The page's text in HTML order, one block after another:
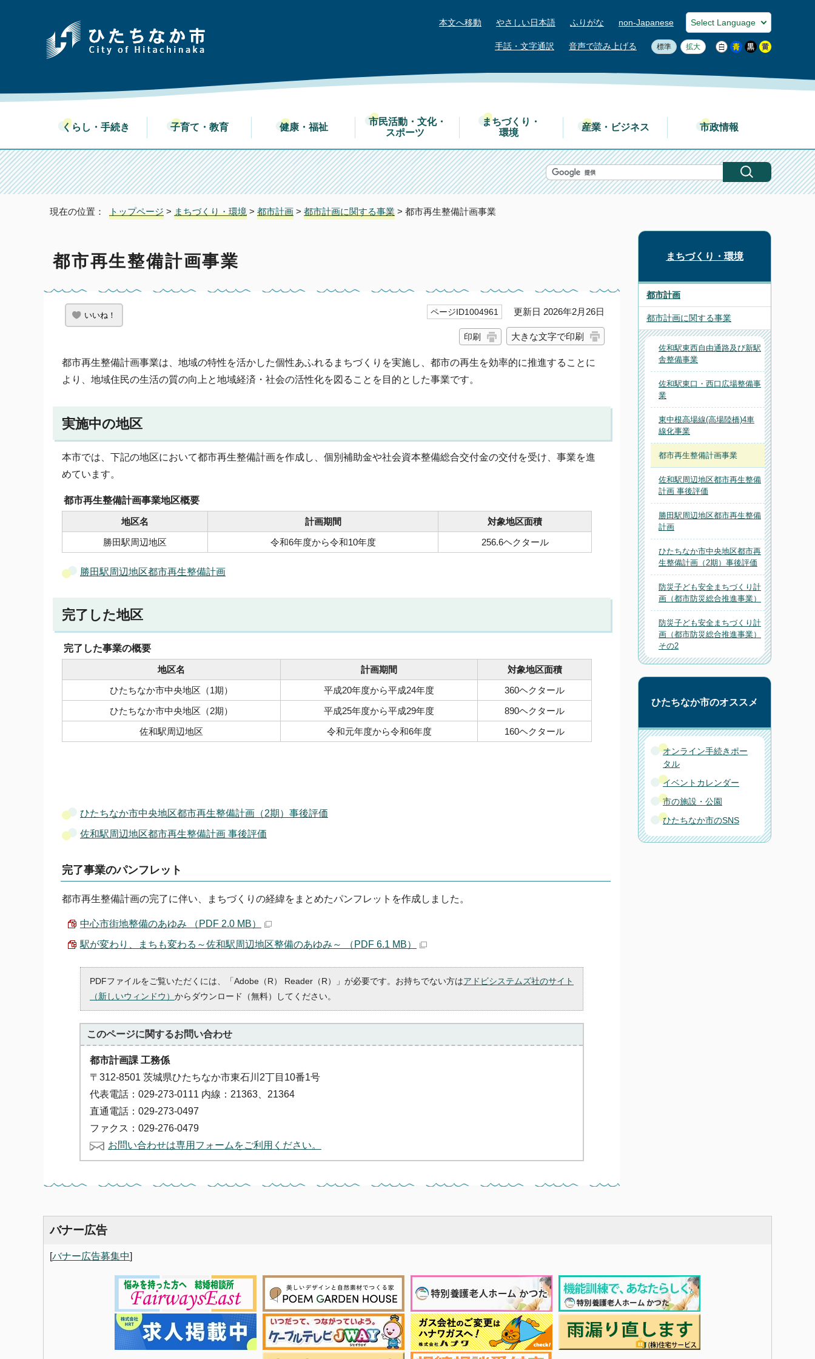
本文へ移動 やさしい日本語 ふりがな non-Japanese
手話・文字通訳 音声で読み上げる 標準 拡大
くらし・手続き 子育て・教育 健康・福祉
市民活動・文化・
スポーツ
まちづくり・
環境
産業・ビジネス 市政情報
現在の位置： トップページ > まちづくり・環境 > 都市計画 > 都市計画に関する事業 > 都市再生整備計画事業
都市再生整備計画事業
いいね！ ページID1004961 更新日 2026年2月26日
印刷 大きな文字で印刷
都市再生整備計画事業は、地域の特性を活かした個性あふれるまちづくりを実施し、都市の再生を効率的に推進することに
より、地域住民の生活の質の向上と地域経済・社会の活性化を図ることを目的とした事業です。
実施中の地区
本市では、下記の地区において都市再生整備計画を作成し、個別補助金や社会資本整備総合交付金の交付を受け、事業を進
めています。
都市再生整備計画事業地区概要
地区名 計画期間
対象地区面積
勝田駅周辺地区
令和6年度から令和10年度 256.6ヘクタール
勝田駅周辺地区都市再生整備計画
完了した地区
完了した事業の概要
地区名 計画期間
対象地区面積
ひたちなか市中央地区（1期）
平成20年度から平成24年度
360ヘクタール
ひたちなか市中央地区（2期）
平成25年度から平成29年度
890ヘクタール
佐和駅周辺地区
令和元年度から令和6年度 160ヘクタール
ひたちなか市中央地区都市再生整備計画（2期）事後評価
佐和駅周辺地区都市再生整備計画 事後評価
完了事業のパンフレット
都市再生整備計画の完了に伴い、まちづくりの経緯をまとめたパンフレットを作成しました。
中心市街地整備のあゆみ （PDF 2.0 MB）
駅が変わり、まちも変わる～佐和駅周辺地区整備のあゆみ～ （PDF 6.1 MB）
PDFファイルをご覧いただくには、「Adobe（R） Reader（R）」が必要です。お持ちでない方はアドビシステムズ社のサイト
（新しいウィンドウ） からダウンロード（無料）してください。
このページに関するお問い合わせ
都市計画課 工務係
〒312-8501 茨城県ひたちなか市東石川2丁目10番1号
代表電話：029-273-0111 内線：21363、21364
直通電話：029-273-0497
ファクス：029-276-0479
お問い合わせは専用フォームをご利用ください。
まちづくり・環境
都市計画
都市計画に関する事業
佐和駅東西自由通路及び新駅
舎整備事業
佐和駅東口・西口広場整備事
業
東中根高場線(高場陸橋)4車
線化事業
都市再生整備計画事業
佐和駅周辺地区都市再生整備
計画 事後評価
勝田駅周辺地区都市再生整備
計画
ひたちなか市中央地区都市再
生整備計画（2期）事後評価
防災子ども安全まちづくり計
画（都市防災総合推進事業）
防災子ども安全まちづくり計
画（都市防災総合推進事業）
その2
ひたちなか市のオススメ
オンライン手続きポー
タル
イベントカレンダー
市の施設・公園
ひたちなか市のSNS
バナー広告
[バナー広告募集中]